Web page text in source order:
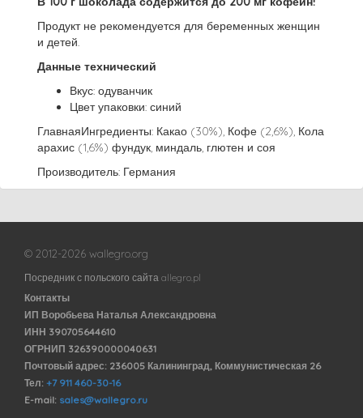
Продукт не рекомендуется для беременных женщин
и детей.
Данные технический
Вкус: одуванчик
Цвет упаковки: синий
ГлавнаяИнгредиенты: Какао (30%), Кофе (2,6%), Кола
арахис (1,6%) фундук, миндаль, глютен и соя
Производитель: Германия
© 2012-2026 wallegro.org
Посредник с польского сайта allegro.pl
Контакты
ИП Воробьева Наталья Александровна
ИНН 390705644610
ОГРНИП 326390000040631
Почтовый адрес: 236005 Калининград, Коммунистическая 26
Тел: +7 911 460-30-16
E-mail: sales@wallegro.ru